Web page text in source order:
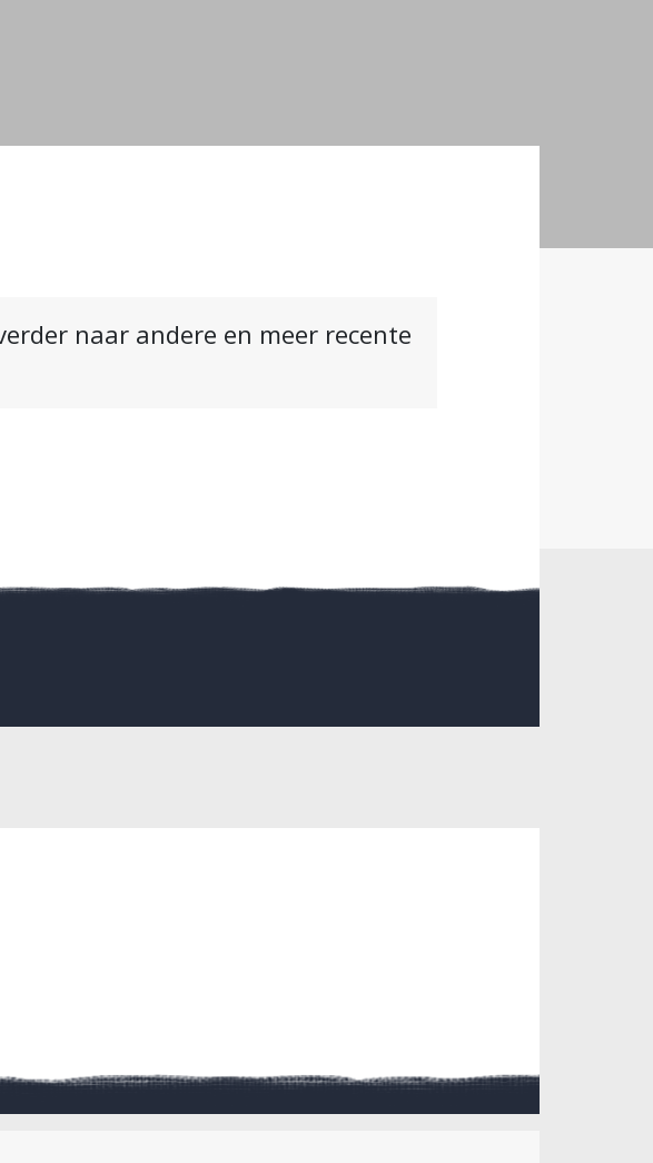
naar andere en meer recente